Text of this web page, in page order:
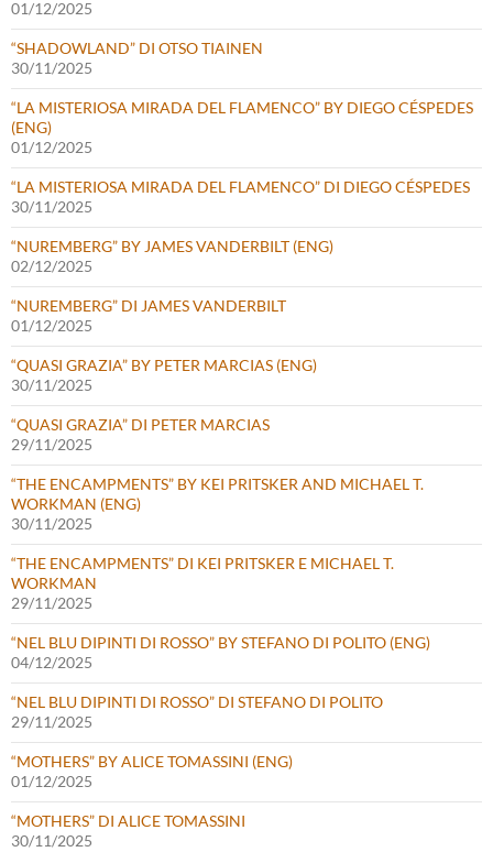
01/12/2025
“SHADOWLAND” DI OTSO TIAINEN
30/11/2025
“LA MISTERIOSA MIRADA DEL FLAMENCO” BY DIEGO CÉSPEDES
(ENG)
01/12/2025
“LA MISTERIOSA MIRADA DEL FLAMENCO” DI DIEGO CÉSPEDES
30/11/2025
“NUREMBERG” BY JAMES VANDERBILT (ENG)
02/12/2025
“NUREMBERG” DI JAMES VANDERBILT
01/12/2025
“QUASI GRAZIA” BY PETER MARCIAS (ENG)
30/11/2025
“QUASI GRAZIA” DI PETER MARCIAS
29/11/2025
“THE ENCAMPMENTS” BY KEI PRITSKER AND MICHAEL T.
WORKMAN (ENG)
30/11/2025
“THE ENCAMPMENTS” DI KEI PRITSKER E MICHAEL T.
WORKMAN
29/11/2025
“NEL BLU DIPINTI DI ROSSO” BY STEFANO DI POLITO (ENG)
04/12/2025
“NEL BLU DIPINTI DI ROSSO” DI STEFANO DI POLITO
29/11/2025
“MOTHERS” BY ALICE TOMASSINI (ENG)
01/12/2025
“MOTHERS” DI ALICE TOMASSINI
30/11/2025